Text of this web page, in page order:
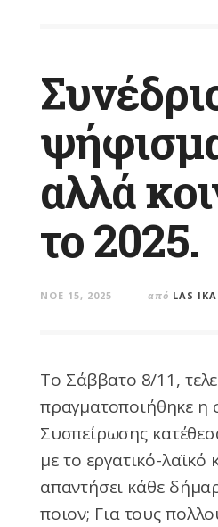
αλλά
το 2025.
ΝΟΈ 15, 2025 από LAS
Το Σάββατο 8/11,
πραγματοποιήθηκε η
Συσπείρωσης
με το εργατικό-
απαντήσει κάθε
ποιον; Για τους